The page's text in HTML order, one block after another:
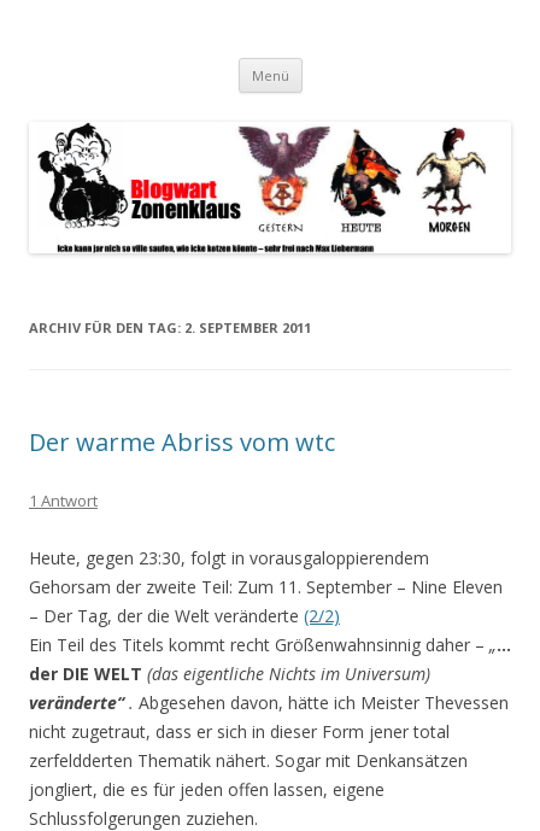
spiegeln im wesentlichen den Gesundheitszustand dieser unserer
Menü Zum
springen
ARCHIV FÜR DEN TAG: 2. SEPTEMBER 2011
Der warme Abriss vom wtc
1 Antwort
Heute, gegen 23:30, folgt in vorausgaloppierendem
Gehorsam der zweite Teil: Zum 11. September – Nine Eleven
– Der Tag, der die Welt veränderte (2/2)
Ein Teil des Titels kommt recht Größenwahnsinnig daher – „…
der DIE WELT (das eigentliche Nichts im Universum)
veränderte“. Abgesehen davon, hätte ich Meister Thevessen
nicht zugetraut, dass er sich in dieser Form jener total
zerfeldderten Thematik nähert. Sogar mit Denkansätzen
jongliert, die es für jeden offen lassen, eigene
Schlussfolgerungen zuziehen.